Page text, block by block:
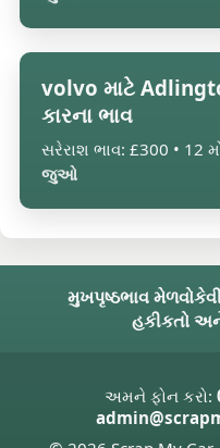
volvo માટે
કારના ભાવ
સરેરાશ ભાવ: £300 • 12
જુઓ
મુખપૃષ્ઠભાવ મેળવો
હકીકતો અને
અમને ફોન કરો: